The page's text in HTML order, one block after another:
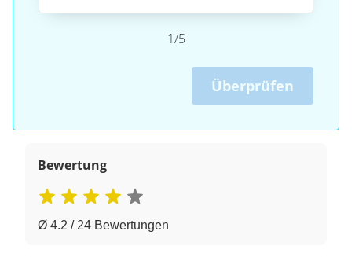
1/5
Überprüfen
Bewertung
Ø 4.2 / 24 Bewertungen